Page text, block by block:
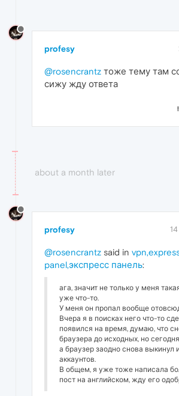
profesy
@rosencrantz тоже тему там
сижу жду ответа
about a month later
profesy
@rosencrantz said in
panel,экспресс панель:
ага, значит не только у меня
уже что-то.
У меня он пропал вообще
Вчера я в поисках него что-то
появился на время, думаю, что
браузера до исходных, но
а браузер заодно снова выкинул
аккаунтов.
В общем, я уже тоже написала
пост на английском, жду его